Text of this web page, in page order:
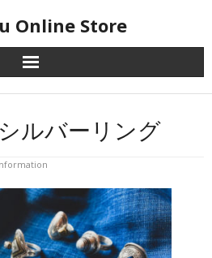
Online Store
ルバーリング